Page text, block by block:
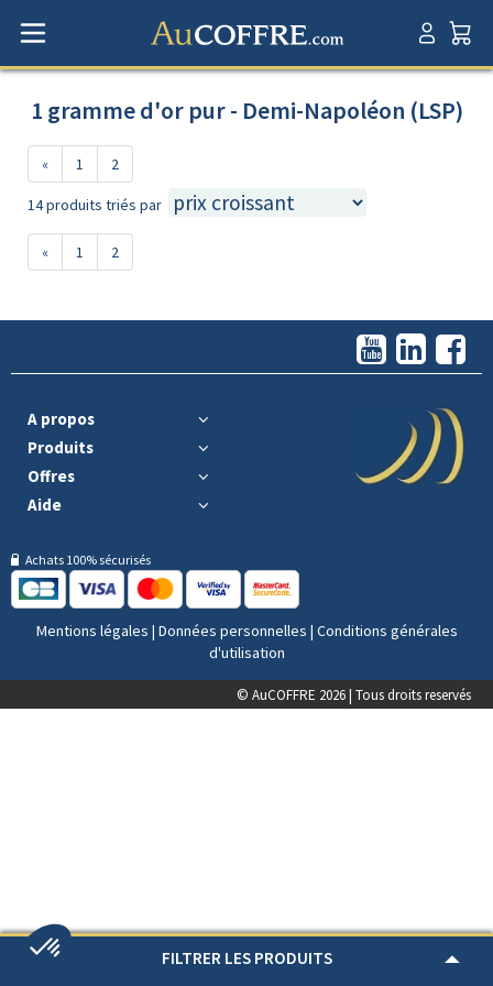
FILTRER LES PRODUITS
1 gramme d'or pur - Demi-Napoléon (LSP)
« 1 2
14 produits triés par
« 1 2
A propos
Produits
Offres
Aide
Achats 100% sécurisés
Mentions légales | Données personnelles | Conditions générales
d'utilisation
© AuCOFFRE 2026 | Tous droits reservés